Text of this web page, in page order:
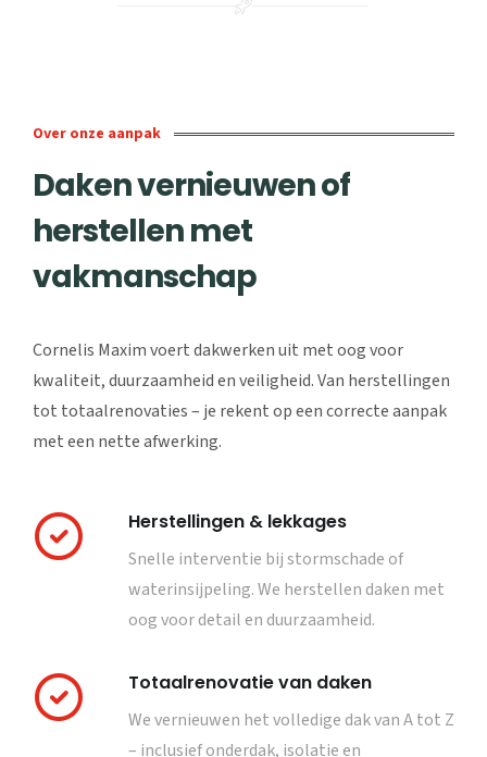
Over onze aanpak
Daken vernieuwen of
herstellen met
vakmanschap
Cornelis Maxim voert dakwerken uit met oog voor
kwaliteit, duurzaamheid en veiligheid. Van herstellingen
tot totaalrenovaties – je rekent op een correcte aanpak
met een nette afwerking.
Herstellingen & lekkages
Snelle interventie bij stormschade of
waterinsijpeling. We herstellen daken met
oog voor detail en duurzaamheid.
Totaalrenovatie van daken
We vernieuwen het volledige dak van A tot Z
– inclusief onderdak, isolatie en